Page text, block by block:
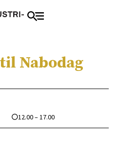
Nabodag
12.00 – 17.00